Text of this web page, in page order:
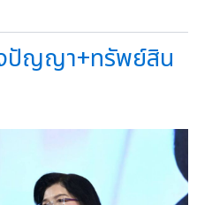
ปัญญา+ทรัพย์สิน